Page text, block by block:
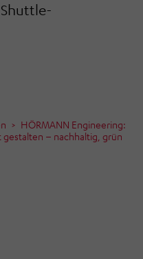
HÖRMANN Engineering:
– nachhaltig, grün